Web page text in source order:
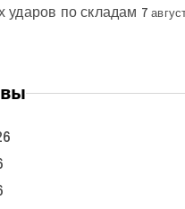
ударов по складам 7